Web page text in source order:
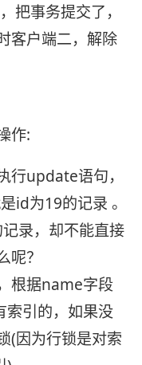
把事务提交了，
客户端二，解除
作:
行update语句，
id为19的记录 。
录，却不能直接
呢？
根据name字段
索引的，如果没
(因为行锁是对索